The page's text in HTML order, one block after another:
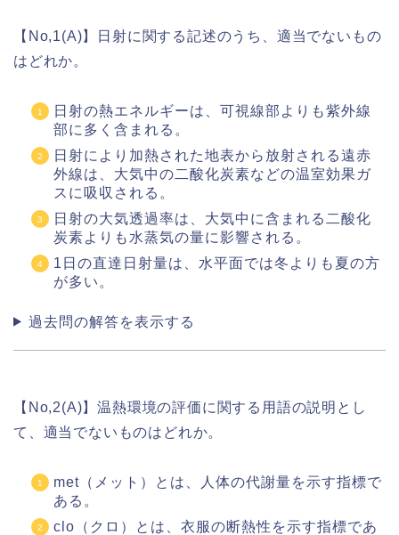
【No,1(A)】日射に関する記述のうち、適当でないもの
はどれか。
日射の熱エネルギーは、可視線部よりも紫外線
部に多く含まれる。
日射により加熱された地表から放射される遠赤
外線は、大気中の二酸化炭素などの温室効果ガ
スに吸収される。
日射の大気透過率は、大気中に含まれる二酸化
炭素よりも水蒸気の量に影響される。
1日の直達日射量は、水平面では冬よりも夏の方
が多い。
過去問の解答を表示する
【No,2(A)】温熱環境の評価に関する用語の説明とし
て、適当でないものはどれか。
met（メット）とは、人体の代謝量を示す指標で
ある。
clo（クロ）とは、衣服の断熱性を示す指標であ